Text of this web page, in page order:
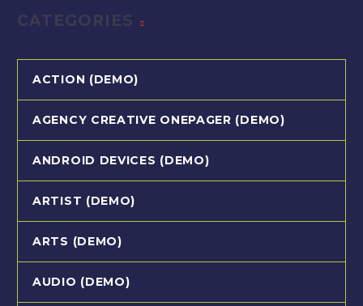
CATEGORIES
ACTION (DEMO)
AGENCY CREATIVE ONEPAGER (DEMO)
ANDROID DEVICES (DEMO)
ARTIST (DEMO)
ARTS (DEMO)
AUDIO (DEMO)